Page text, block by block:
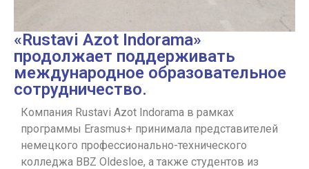
Компания Rustavi Azot Indorama в рамках
программы Erasmus+ принимала представителей
немецкого профессионально-технического
колледжа BBZ Oldesloe, а также студентов из
«Rustavi Azot Indorama»
продолжает поддерживать
международное образовательное
сотрудничество.